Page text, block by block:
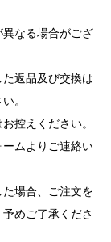
なる場合がござ
返品及び交換は
。
控えください。
ムよりご連絡い
場合、ご注文を
めご了承くださ